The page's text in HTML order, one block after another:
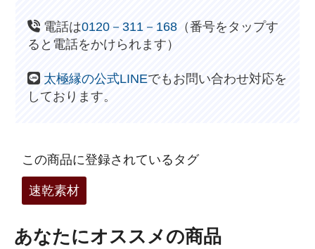
電話は0120－311－168 （番号をタップす
ると電話をかけられます）
太極縁の公式LINEでもお問い合わせ対応を
しております。
この商品に登録されているタグ
速乾素材
あなたにオススメの商品